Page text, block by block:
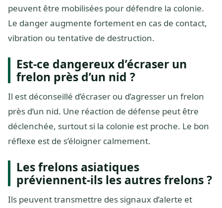
peuvent être mobilisées pour défendre la colonie.
Le danger augmente fortement en cas de contact,
vibration ou tentative de destruction.
Est-ce dangereux d’écraser un
frelon près d’un nid ?
Il est déconseillé d’écraser ou d’agresser un frelon
près d’un nid. Une réaction de défense peut être
déclenchée, surtout si la colonie est proche. Le bon
réflexe est de s’éloigner calmement.
Les frelons asiatiques
préviennent-ils les autres frelons ?
Ils peuvent transmettre des signaux d’alerte et